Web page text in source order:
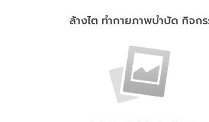
ล้างไต ทำกายภาพบำบัด กิจก